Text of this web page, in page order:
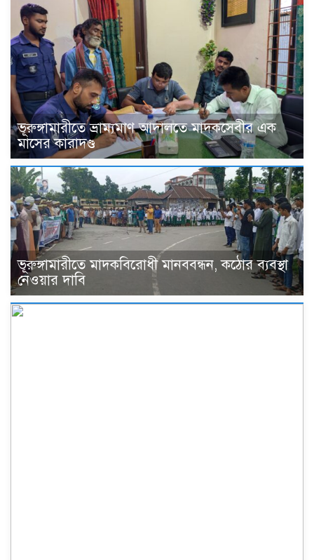
ভূরুঙ্গামারীতে ভ্রাম্যমাণ আদালতে মাদকসেবীর এক
মাসের কারাদণ্ড
ভূরুঙ্গামারীতে মাদকবিরোধী মানববন্ধন, কঠোর ব্যবস্থা
নেওয়ার দাবি